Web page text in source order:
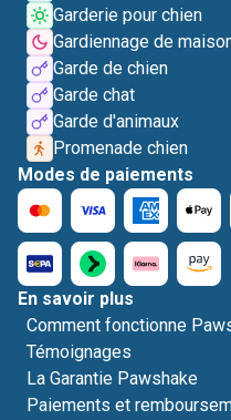
Garderie pour chien
Gardiennage de
Garde de chien
Garde chat
Garde d'animaux
Promenade chien
Modes de paiements
En savoir plus
Comment fonctionne
Témoignages
La Garantie Pawshake
Paiements et